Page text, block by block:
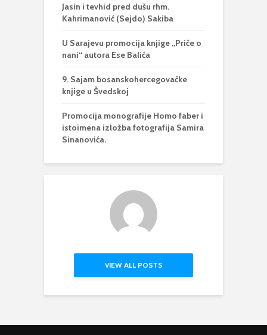
Jasin i tevhid pred dušu rhm.
Kahrimanović (Sejdo) Sakiba
U Sarajevu promocija knjige „Priče o
nani“ autora Ese Balića
9. Sajam bosanskohercegovačke
knjige u Švedskoj
Promocija monografije Homo faber i
istoimena izložba fotografija Samira
Sinanovića.
VIEW ALL POSTS